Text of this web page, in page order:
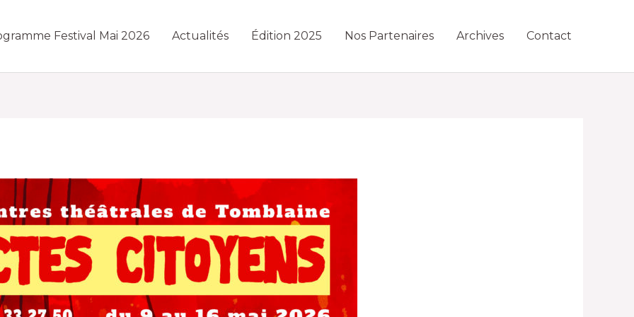
Festival Mai 2026 Actualités Édition 2025 Nos Partenaires Archives Contact